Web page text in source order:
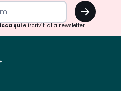
OK
quie iscriviti alla newsletter.